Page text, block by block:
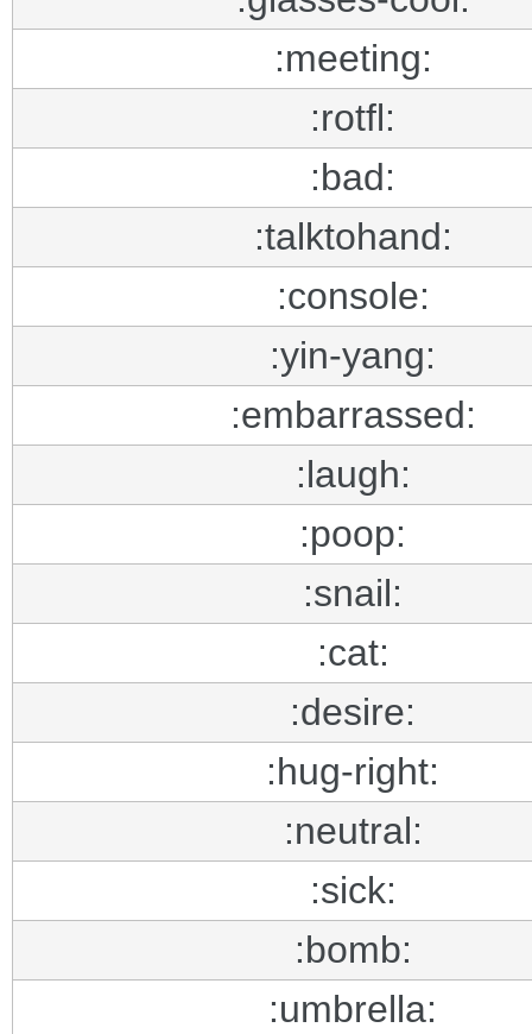
:meeting:
:rotfl:
:bad:
:talktohand:
:console:
:yin-yang:
:embarrassed:
:laugh:
:poop:
:snail:
:cat:
:desire:
:hug-right:
:neutral:
:sick:
:bomb:
:umbrella: